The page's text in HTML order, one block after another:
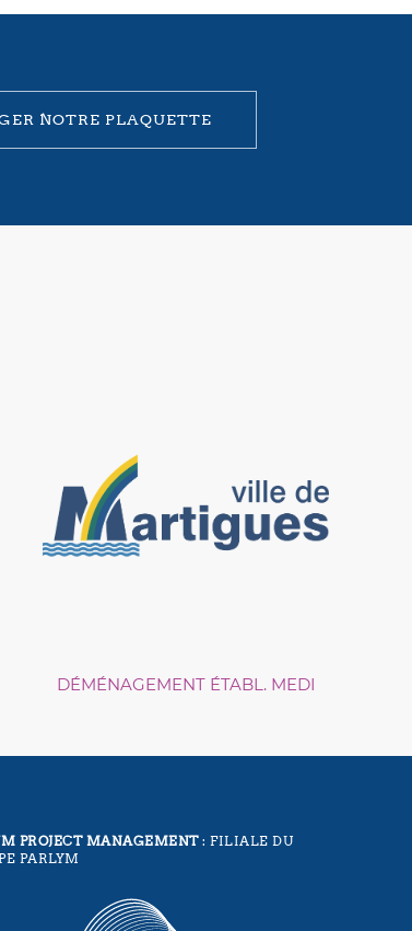
NOTRE PLAQUETTE
DÉMÉNAGEMENT ÉTABL. MEDI
PROJECT MANAGEMENT: FILIALE DU
PARLYM